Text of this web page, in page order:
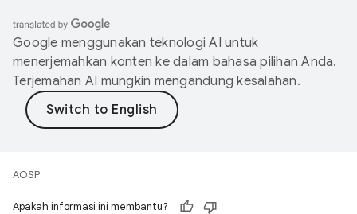
Google menggunakan teknologi AI untuk
menerjemahkan konten ke dalam bahasa pilihan Anda.
Terjemahan AI mungkin mengandung kesalahan.
AOSP
Apakah informasi ini membantu?